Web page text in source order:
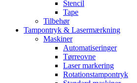
Stencil
Tape
Tilbehør
Tampontryk & Lasermærkning
Maskiner
Automatiseringer
Tørreovne
Laser markering
Rotationstampontryk